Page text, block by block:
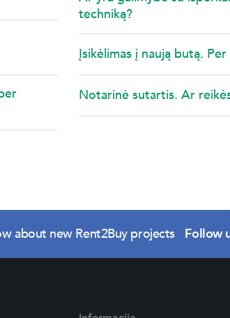
techniką?
Įsikėlimas į naują butą.
Notarinė sutartis. Ar
about new Rent2Buy projects Follow